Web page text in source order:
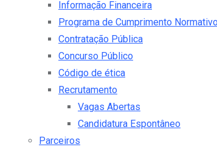
Informação Financeira
Programa de Cumprimento
Contratação Pública
Concurso Público
Código de ética
Recrutamento
Vagas Abertas
Candidatura Espontâneo
Parceiros